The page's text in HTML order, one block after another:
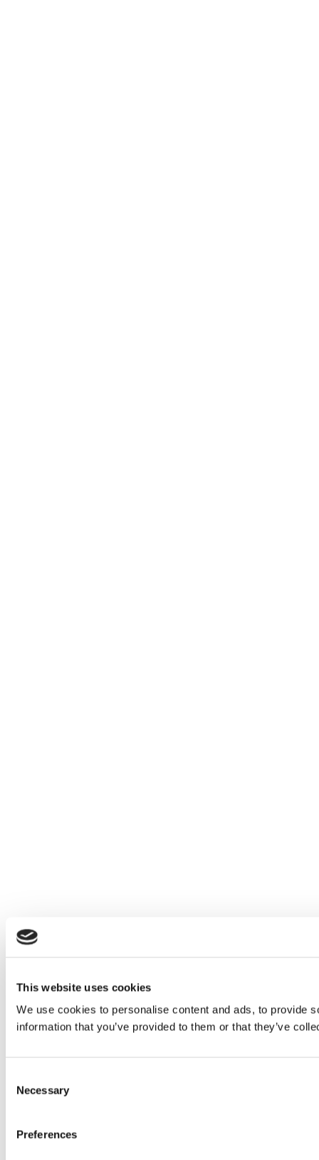
This website uses cookies
We use cookies to personalise content and ads, to provide
information that you’ve provided to them or that they’ve
Selection
Necessary
Preferences